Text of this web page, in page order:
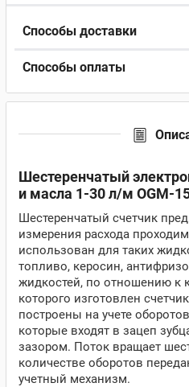
Способы доставки
Способы оплаты
Шестеренчатый
и масла 1-30 л/м OGM-
Шестеренчатый счетчик
измерения расхода
использован для таких
топливо, керосин,
жидкостей, по отношению к
которого изготовлен
построены на учете
которые входят в зацеп
зазором. Поток вращает
количестве оборотов
учетный механизм.